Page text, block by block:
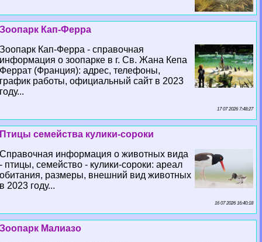
Зоопарк Кап-Ферра
Зоопарк Кап-Ферра - справочная
информация о зоопарке в г. Св. Жана Кепа
Феррат (Франция): адрес, телефоны,
график работы, официальный сайт в 2023
году...
17 07 2026 7:48:27
Птицы семейства кулики-сороки
Справочная информация о животных вида
- птицы, семейство - кулики-сороки: ареал
обитания, размеры, внешний вид животных
в 2023 году...
16 07 2026 16:40:18
Зоопарк Малиазо